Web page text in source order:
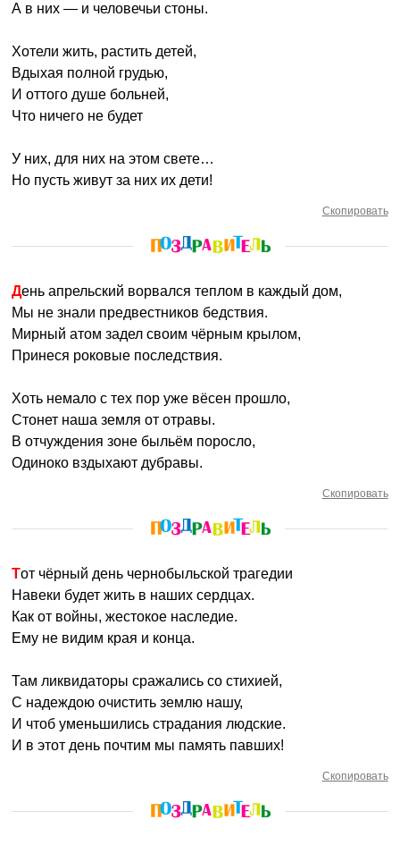
А в них — и человечьи стоны.
Хотели жить, растить детей,
Вдыхая полной грудью,
И оттого душе больней,
Что ничего не будет
У них, для них на этом свете…
Но пусть живут за них их дети!
Скопировать
День апрельский ворвался теплом в каждый дом,
Мы не знали предвестников бедствия.
Мирный атом задел своим чёрным крылом,
Принеся роковые последствия.
Хоть немало с тех пор уже вёсен прошло,
Стонет наша земля от отравы.
В отчуждения зоне быльём поросло,
Одиноко вздыхают дубравы.
Скопировать
Тот чёрный день чернобыльской трагедии
Навеки будет жить в наших сердцах.
Как от войны, жестокое наследие.
Ему не видим края и конца.
Там ликвидаторы сражались со стихией,
С надеждою очистить землю нашу,
И чтоб уменьшились страдания людские.
И в этот день почтим мы память павших!
Скопировать